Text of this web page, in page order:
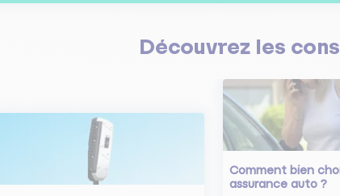
Découvrez les
Comment bien
assurance auto ?